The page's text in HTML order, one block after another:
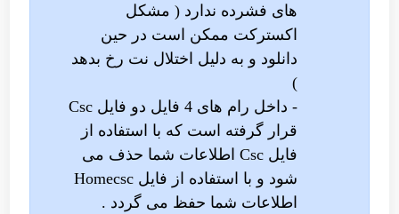
های فشرده ندارد ( مشکل
اکسترکت ممکن است در حین
دانلود و به دلیل اختلال نت رخ بدهد
)
- داخل رام های 4 فایل دو فایل Csc
قرار گرفته است که با استفاده از
فایل Csc اطلاعات شما حذف می
شود و با استفاده از فایل Homecsc
اطلاعات شما حفظ می گردد .